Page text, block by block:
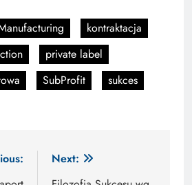
kontraktacja
private label
SubProfit
sukces
Next: